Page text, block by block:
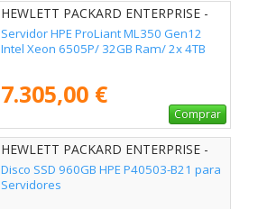
HEWLETT PACKARD ENTERPRISE -
P89974-425
Servidor HPE ProLiant ML350 Gen12
Intel Xeon 6505P/ 32GB Ram/ 2x 4TB
7.305,00 €
Comprar
HEWLETT PACKARD ENTERPRISE -
P40503-B21
Disco SSD 960GB HPE P40503-B21 para
Servidores